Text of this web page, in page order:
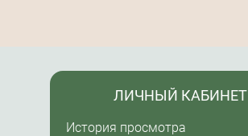
ЛИЧНЫЙ КАБИНЕТ
История просмотра